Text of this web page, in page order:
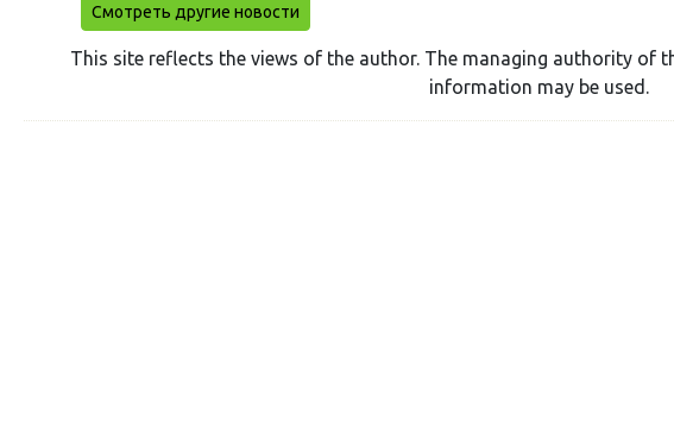
Смотреть другие новости
This site reflects the views of the author. The managing authority of
information may be used.